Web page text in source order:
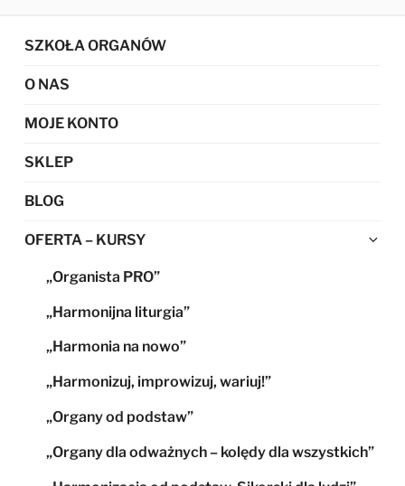
SZKOŁA ORGANÓW
O NAS
MOJE KONTO
SKLEP
BLOG
OFERTA – KURSY
„Organista PRO”
„Harmonijna liturgia”
„Harmonia na nowo”
„Harmonizuj, improwizuj, wariuj!”
„Organy od podstaw”
„Organy dla odważnych – kolędy dla wszystkich”